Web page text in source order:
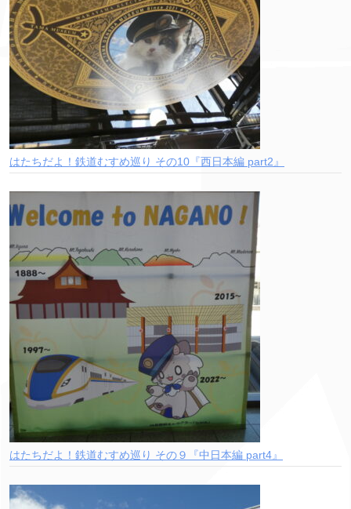
はたちだよ！鉄道むすめ巡り その10『西日本編 part2』
はたちだよ！鉄道むすめ巡り その９『中日本編 part4』